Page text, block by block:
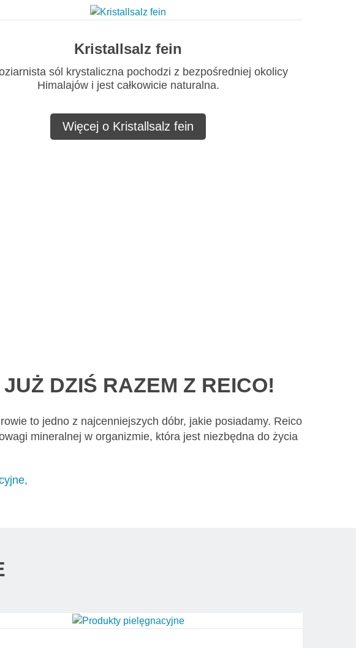
Kristallsalz fein
sól krystaliczna pochodzi z bezpośredniej okolicy
Himalajów i jest całkowicie naturalna.
Więcej o Kristallsalz fein
DZIŚ RAZEM Z REICO!
to jedno z najcenniejszych dóbr, jakie posiadamy. Reico
mineralnej w organizmie, która jest niezbędna do życia